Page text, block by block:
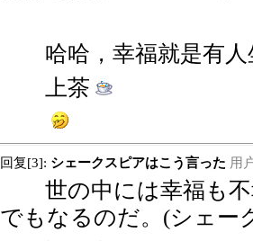
哈哈，幸福就是有
上茶
回复[3]: シェークスピアはこう言った 用
世の中には幸福も不
でもなるのだ。(シェー